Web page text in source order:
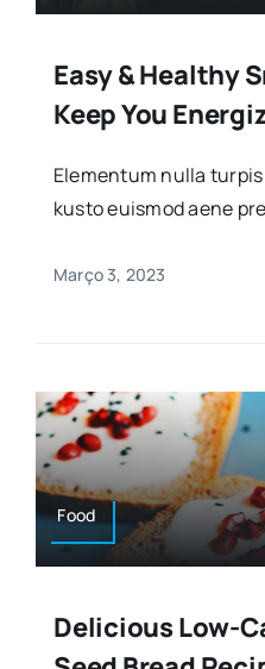
Easy & Healthy
Keep You
Elementum nulla
kusto euismod aene
Março 3, 2023
Food
Delicious Low-